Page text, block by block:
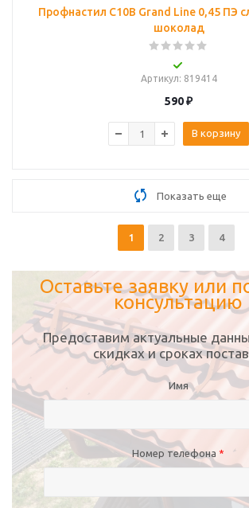
Профнастил С10B Grand Line 0,45 ПЭ
шоколад
Артикул: 819414
590₽
В корзину
Показать еще
1 2 3 4
Оставьте заявку или
консультацию
Предоставим актуальные
скидках и сроках
Имя
Номер телефона *